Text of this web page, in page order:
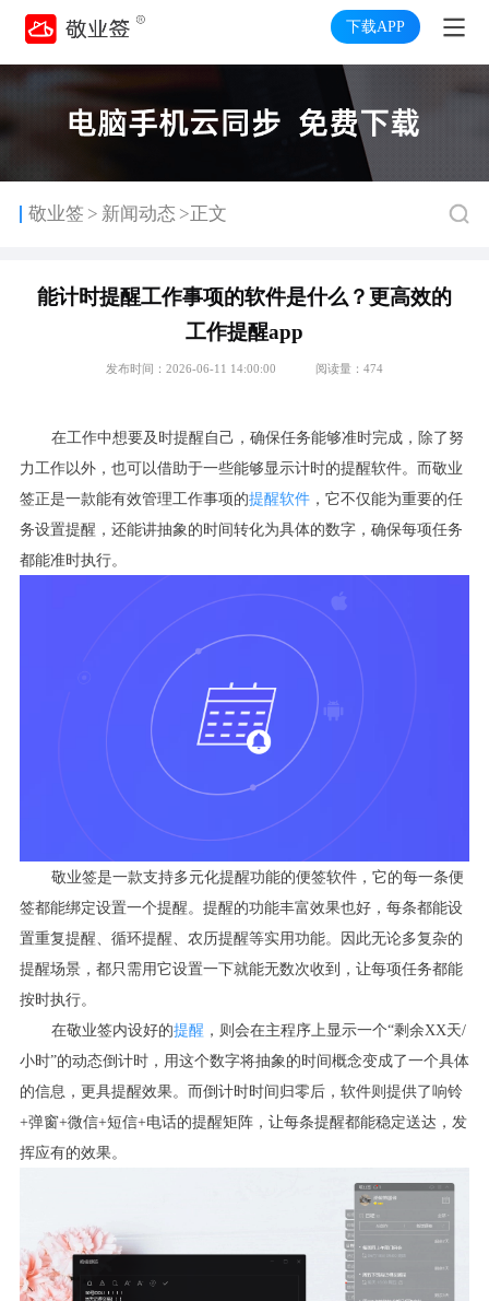
下载APP
敬业签 > 新闻动态 >正文
能计时提醒工作事项的软件是什么？更高效的
工作提醒app
发布时间：2026-06-11 14:00:00 阅读量：474
在工作中想要及时提醒自己，确保任务能够准时完成，除了努
力工作以外，也可以借助于一些能够显示计时的提醒软件。而敬业
签正是一款能有效管理工作事项的提醒软件，它不仅能为重要的任
务设置提醒，还能讲抽象的时间转化为具体的数字，确保每项任务
都能准时执行。
敬业签是一款支持多元化提醒功能的便签软件，它的每一条便
签都能绑定设置一个提醒。提醒的功能丰富效果也好，每条都能设
置重复提醒、循环提醒、农历提醒等实用功能。因此无论多复杂的
提醒场景，都只需用它设置一下就能无数次收到，让每项任务都能
按时执行。
在敬业签内设好的提醒 ，则会在主程序上显示一个“剩余XX天/
小时”的动态倒计时，用这个数字将抽象的时间概念变成了一个具体
的信息，更具提醒效果。而倒计时时间归零后，软件则提供了响铃
+弹窗+微信+短信+电话的提醒矩阵，让每条提醒都能稳定送达，发
挥应有的效果。